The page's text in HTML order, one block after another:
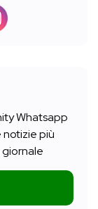
Whatsapp
notizie più